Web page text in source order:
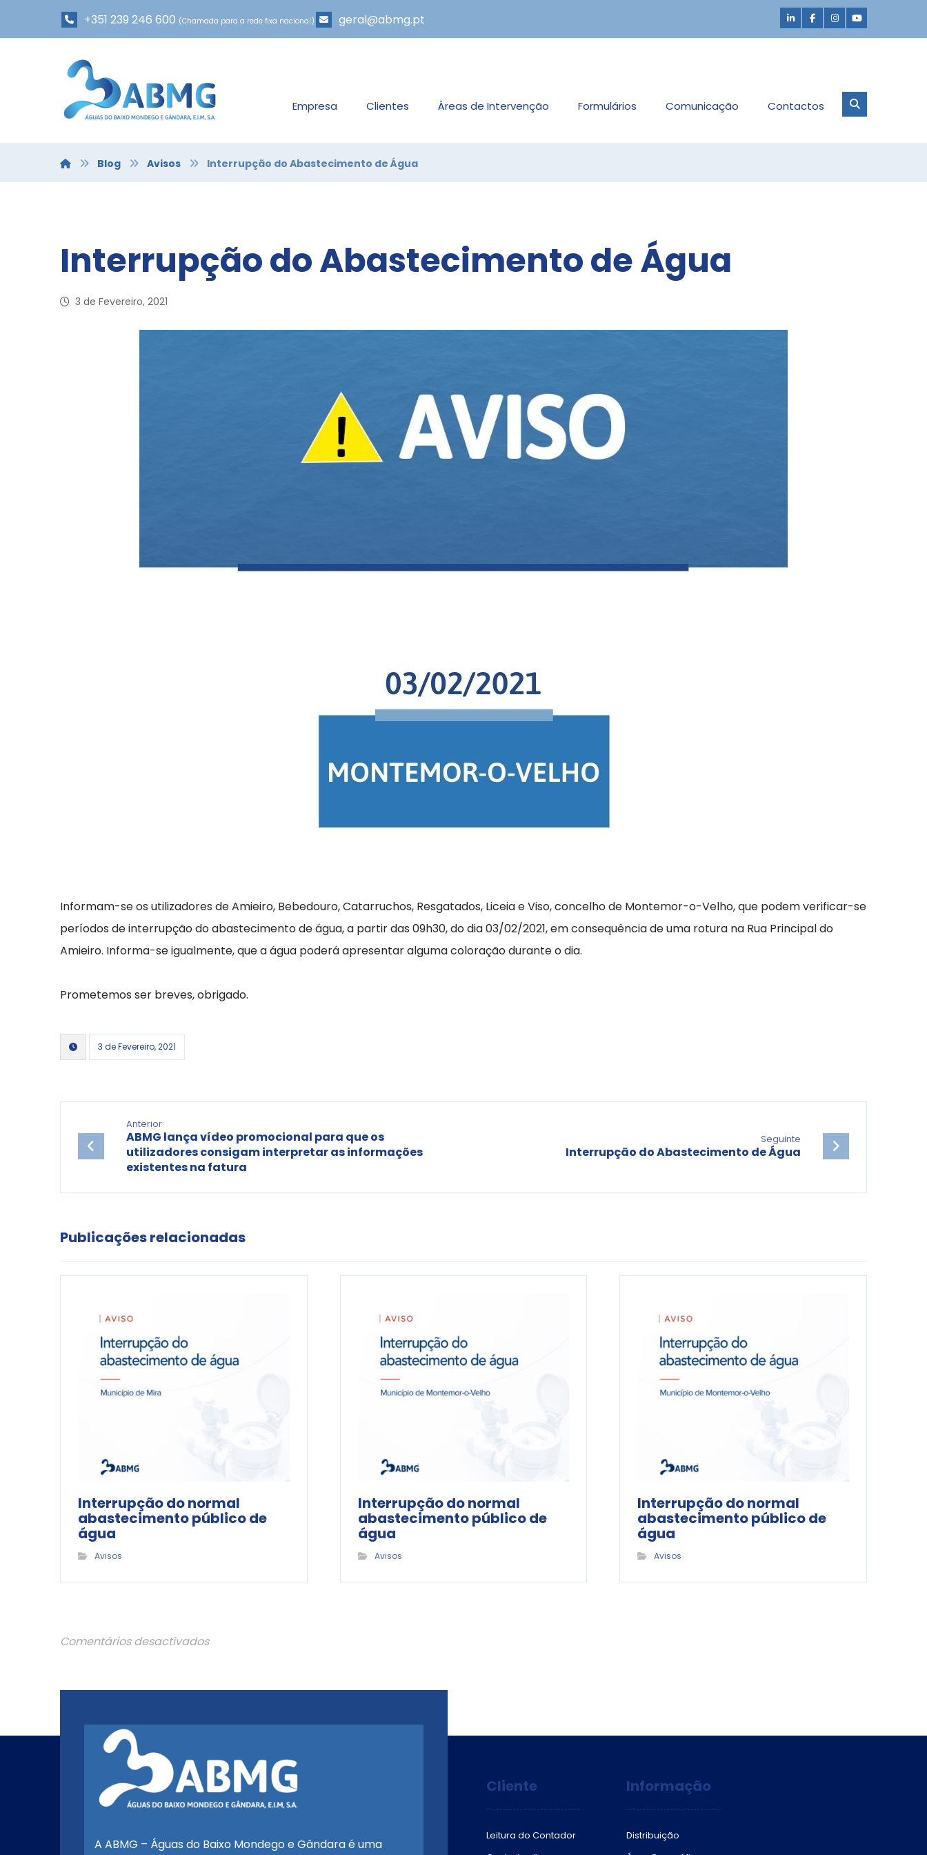
+351 239 246 600 (Chamada para a rede fixa nacional) geral@abmg.pt
Empresa Clientes Áreas de Intervenção Formulários Comunicação Contactos
Blog Avisos Interrupção do Abastecimento de Água
Interrupção do Abastecimento de Água
3 de Fevereiro, 2021
Informam-se os utilizadores de Amieiro, Bebedouro, Catarruchos, Resgatados, Liceia e Viso, concelho de Montemor-o-Velho, que podem verificar-se
períodos de interrupção do abastecimento de água, a partir das 09h30, do dia 03/02/2021, em consequência de uma rotura na Rua Principal do
Amieiro. Informa-se igualmente, que a água poderá apresentar alguma coloração durante o dia.
Prometemos ser breves, obrigado.
3 de Fevereiro, 2021
Anterior
ABMG lança vídeo promocional para que os
utilizadores consigam interpretar as informações
existentes na fatura
Seguinte
Interrupção do Abastecimento de Água
Publicações relacionadas
Interrupção do normal
abastecimento público de
água
Avisos
Interrupção do normal
abastecimento público de
água
Avisos
Interrupção do normal
abastecimento público de
água
Avisos
Comentários desactivados
A ABMG – Águas do Baixo Mondego e Gândara é uma
Cliente
Leitura do Contador
Informação
Distribuição